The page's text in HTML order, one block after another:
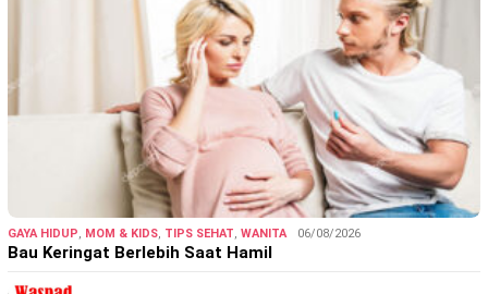
GAYA HIDUP, MOM & KIDS, TIPS SEHAT, WANITA 06/08/2026
Bau Keringat Berlebih Saat Hamil